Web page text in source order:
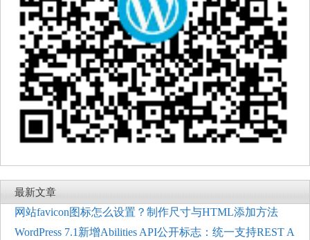
最新文章
网站favicon图标怎么设置？制作尺寸与HTML添加方法
WordPress 7.1新增Abilities API公开标志：统一支持REST A